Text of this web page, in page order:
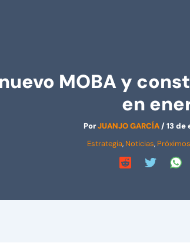
MOBA y
en
PorJUANJO GARCÍA/13 de
Estrategia, Noticias,